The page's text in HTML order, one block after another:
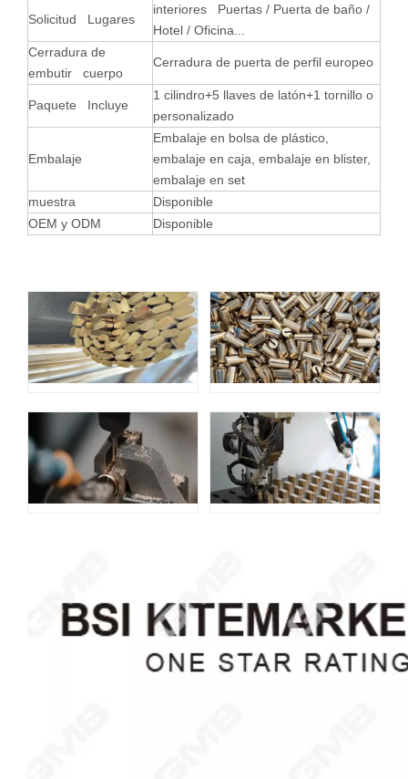
Solicitud Lugares
interiores Puertas / Puerta de baño /
Hotel / Oficina...
Cerradura de
embutir cuerpo
Cerradura de puerta de perfil europeo
Paquete Incluye
1 cilindro+5 llaves de latón+1 tornillo o
personalizado
Embalaje
Embalaje en bolsa de plástico,
embalaje en caja, embalaje en blister,
embalaje en set
muestra
Disponible
OEM y ODM
Disponible